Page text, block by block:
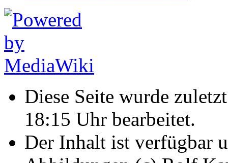
Diese Seite wurde
18:15 Uhr bearbeitet.
Der Inhalt ist verfügbar